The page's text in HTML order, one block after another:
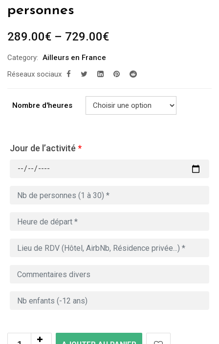
personnes
289.00€ – 729.00€
Category: Ailleurs en France
Réseaux sociaux
Nombre d'heures
Jour de l’activité *